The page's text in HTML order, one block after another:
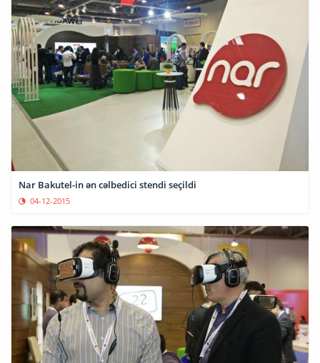
Nar Bakutel-in ən cəlbedici stendi seçildi
04-12-2015